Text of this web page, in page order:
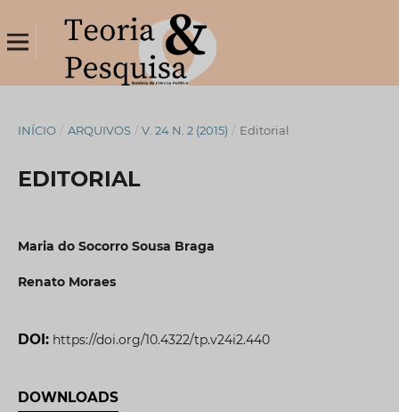
INÍCIO / ARQUIVOS / V. 24 N. 2 (2015) / Editorial
EDITORIAL
Maria do Socorro Sousa Braga
Renato Moraes
DOI: https://doi.org/10.4322/tp.v24i2.440
DOWNLOADS